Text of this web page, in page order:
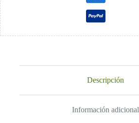
Descripción
Información adicional